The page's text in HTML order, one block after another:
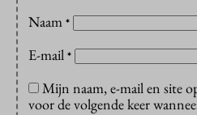
Naam *
E-mail *
Mijn naam, e-mail en site
voor de volgende keer